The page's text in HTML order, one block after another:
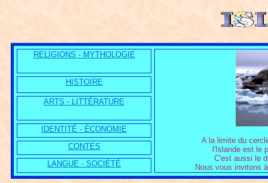
RELIGIONS - MYTHOLOGIE
A la limite du
l'Islande est le
C'est aussi le
Nous vous invitons
HISTOIRE
ARTS - LITTÉRATURE
IDENTITÉ - ÉCONOMIE
CONTES
LANGUE - SOCIÉTÉ